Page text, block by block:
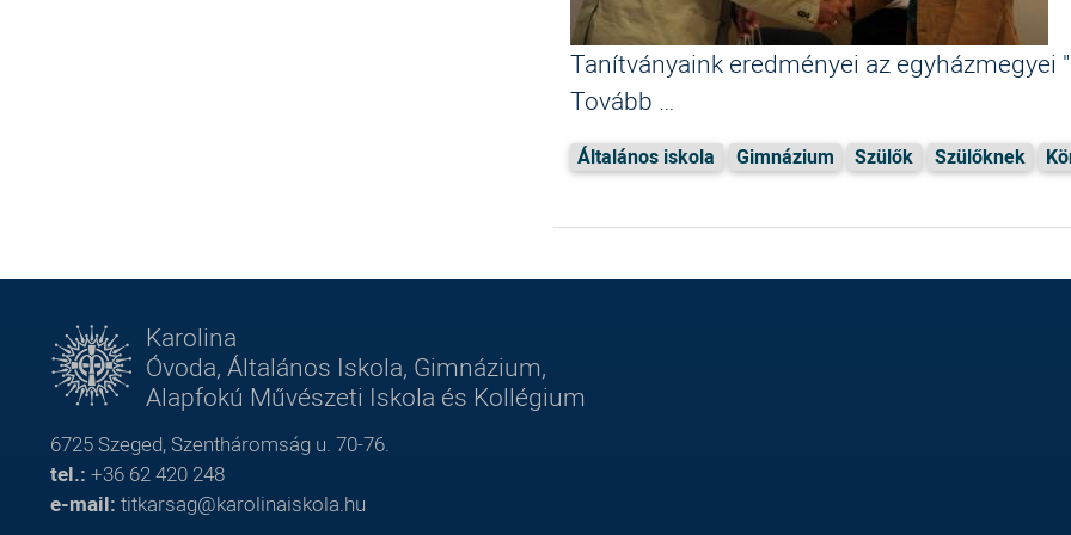
Tanítványaink eredményei az egyházmegyei "
Tovább …
Általános iskola Gimnázium Szülők Szülőknek
Karolina
Óvoda, Általános Iskola, Gimnázium,
Alapfokú Művészeti Iskola és Kollégium
6725 Szeged, Szentháromság u. 70-76.
tel.: +36 62 420 248
e-mail: titkarsag@karolinaiskola.hu